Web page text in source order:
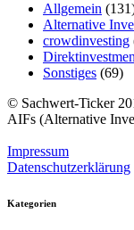
Allgemein
Alternative
crowdinvesting
Sonstiges (69)
© Sachwert-Ticker
AIFs (Alternative
Impressum
Datenschutzerklärung
Kategorien